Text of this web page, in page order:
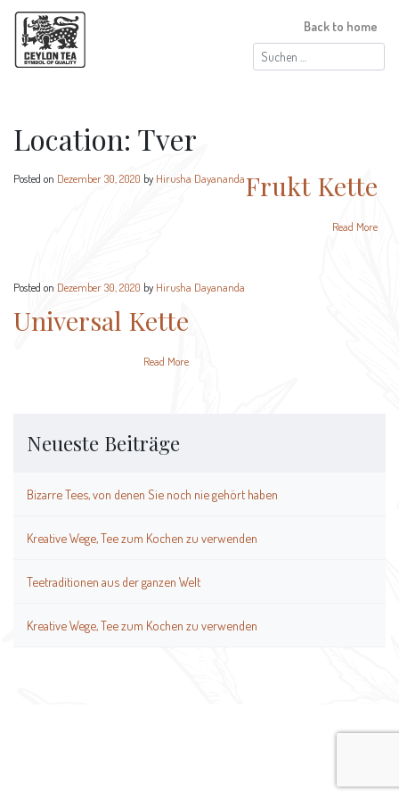
Suchen
nach:
Back to home
Location: Tver
Posted on Dezember 30, 2020 by Hirusha DayanandaFrukt Kette
Read More
Posted on Dezember 30, 2020 by Hirusha Dayananda
Universal Kette
Read More
Neueste Beiträge
Bizarre Tees, von denen Sie noch nie gehört haben
Kreative Wege, Tee zum Kochen zu verwenden
Teetraditionen aus der ganzen Welt
Kreative Wege, Tee zum Kochen zu verwenden